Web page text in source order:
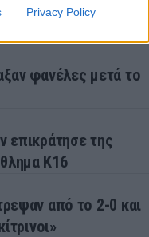
Privacy Policy
καλύτερο στο τέλος
φανέλες μετά το
επικράτησε της
Κ16
από το 2-0 και